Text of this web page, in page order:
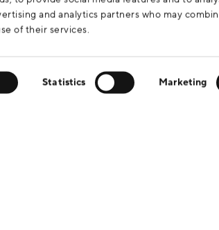
and analytics partners who may
of their services.
Statistics Marketing